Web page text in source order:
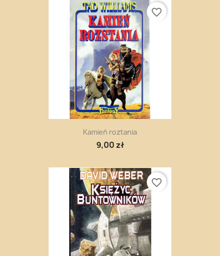
Kamień roztania
9,00 zł
favorite_border
favorite_border